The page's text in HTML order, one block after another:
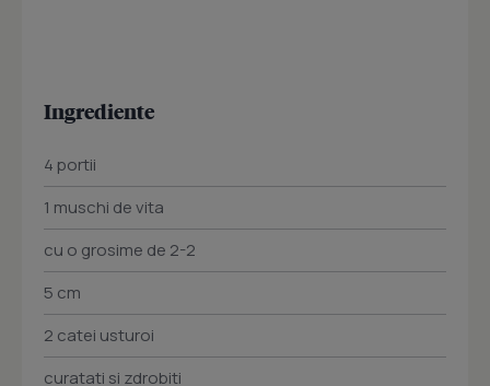
Ingrediente
4 portii
1 muschi de vita
cu o grosime de 2-2
5 cm
2 catei usturoi
curatati si zdrobiti